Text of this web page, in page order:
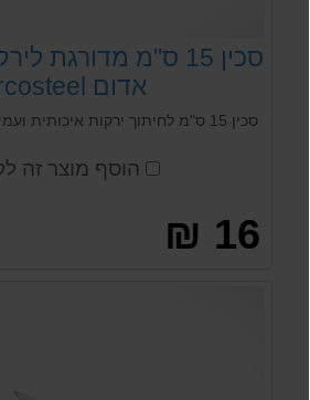
סכין 15 ס"מ מדורגת
אדום Arcosteel
הוסף מוצר זה
16 ₪